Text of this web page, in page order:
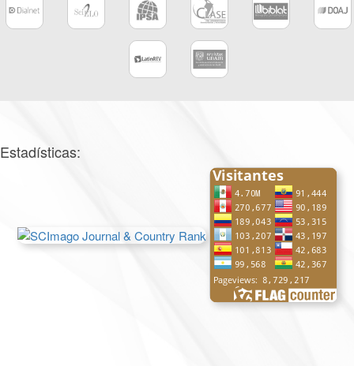
Estadísticas: